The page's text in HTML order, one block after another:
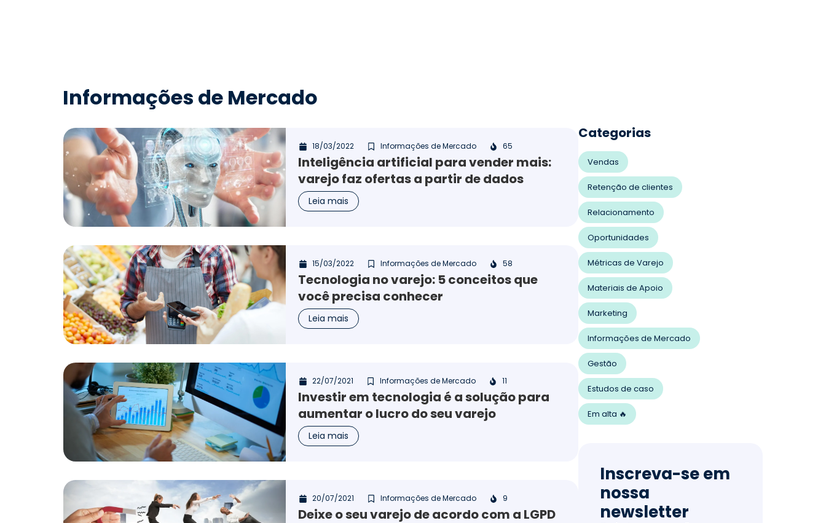
Informações de Mercado
18/03/2022 Informações de Mercado 65
Inteligência artificial para vender mais:
varejo faz ofertas a partir de dados
Leia mais
15/03/2022 Informações de Mercado 58
Tecnologia no varejo: 5 conceitos que
você precisa conhecer
Leia mais
22/07/2021 Informações de Mercado 11
Investir em tecnologia é a solução para
aumentar o lucro do seu varejo
Leia mais
20/07/2021 Informações de Mercado 9
Deixe o seu varejo de acordo com a LGPD
Categorias
Vendas
Retenção de clientes
Relacionamento
Oportunidades
Métricas de Varejo
Materiais de Apoio
Marketing
Informações de Mercado
Gestão
Estudos de caso
Em alta 🔥
Inscreva-se em
nossa
newsletter